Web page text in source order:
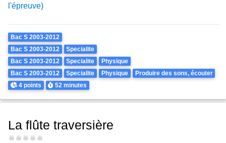
l'épreuve)
Theme
Bac S 2003-2012
Bac S 2003-2012
Specialite
Bac S 2003-2012
Specialite
Physique
Bac S 2003-2012
Specialite Physique Produire des sons, écouter
Points
4 points Durée
52 minutes
La flûte traversière
Difficulté